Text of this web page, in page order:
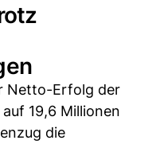
Netto-Erfolg der
19,6 Millionen
die